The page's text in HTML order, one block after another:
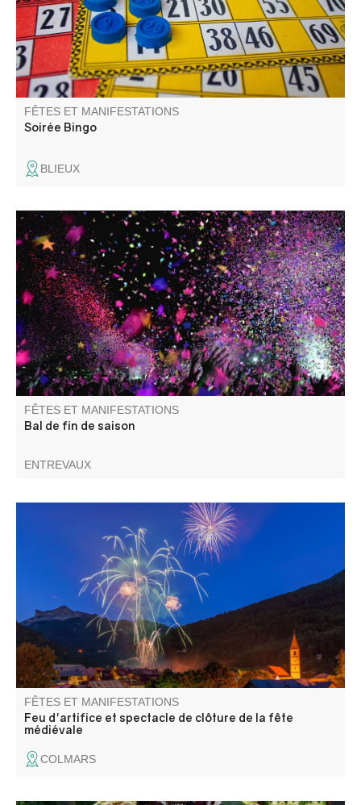
FÊTES ET MANIFESTATIONS
Soirée Bingo
BLIEUX
La garde entrevalaise organise un bal de fin de saison
pour clôturer les vacances d'été !
FÊTES ET MANIFESTATIONS
Bal de fin de saison
ENTREVAUX
Pour clôturer en beauté la 30ème fête médiévale, laissez-
vous émerveiller par une soirée d’exception !
FÊTES ET MANIFESTATIONS
Feu d'artifice et spectacle de clôture de la fête
médiévale
COLMARS